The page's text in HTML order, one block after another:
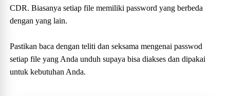
CDR. Biasanya setiap file memiliki password yang berbeda
dengan yang lain.
Pastikan baca dengan teliti dan seksama mengenai passwod
setiap file yang Anda unduh supaya bisa diakses dan dipakai
untuk kebutuhan Anda.